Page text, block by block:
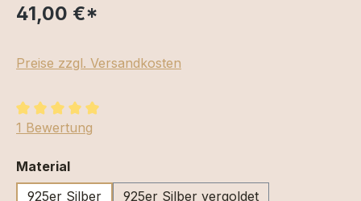
41,00 €*
Preise zzgl. Versandkosten
Durchschnittliche Bewertung von 5 von 5 Sternen
1 Bewertung
Materialauswählen
925er Silber
925er Silber vergoldet